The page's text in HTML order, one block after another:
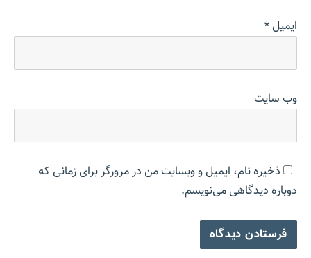
ایمیل*
وب‌ سایت
ذخیره نام، ایمیل و وبسایت من در مرورگر برای زمانی که
دوباره دیدگاهی می‌نویسم.